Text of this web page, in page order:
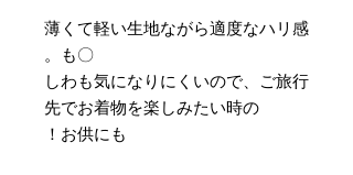
薄くて軽い生地ながら適度なハリ感
も〇。
しわも気になりにくいので、ご旅行
先でお着物を楽しみたい時の
お供にも！